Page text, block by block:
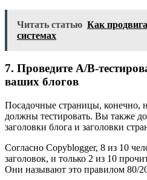
Читать статью Как
системах
7. Проведите A/B-
ваших блогов
Посадочные страницы, конечно,
должны тестировать. Вы также
заголовки блога и заголовки
Согласно Copyblogger, 8 из 10
заголовок, и только 2 из 10
Они называют это правилом 80/